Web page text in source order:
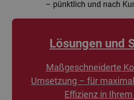
– pünktlich und nach
Lösungen und
Maßgeschneiderte
Umsetzung – für
Effizienz in Ihrem